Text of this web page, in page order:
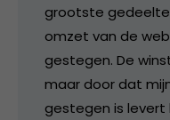
grootste gedeelte
omzet van de
gestegen. De
maar door dat
gestegen is levert